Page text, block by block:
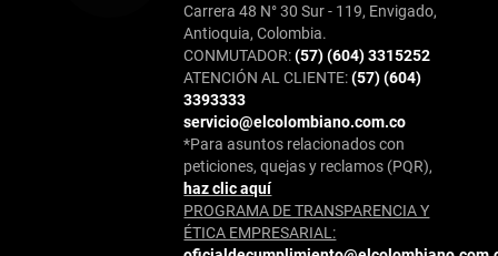
Carrera 48 N° 30 Sur - 119, Envigado,
Antioquia, Colombia.
CONMUTADOR:(57) (604) 3315252
ATENCIÓN AL CLIENTE:(57) (604)
3393333
servicio@elcolombiano.com.co
*Para asuntos relacionados con
peticiones, quejas y reclamos (PQR),
haz clic aquí
PROGRAMA DE TRANSPARENCIA Y
ÉTICA EMPRESARIAL: